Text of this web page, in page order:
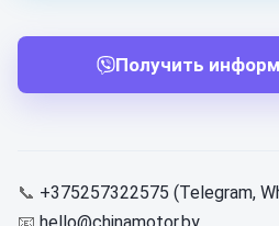
Получить
📞 +375257322575 (Telegram,